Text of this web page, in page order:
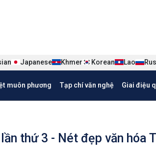
Việt
Japanese Khmer Korean Lao
muôn phương Tạp chí văn nghệ Giai điệu
thứ 3 - Nét đẹp văn hóa